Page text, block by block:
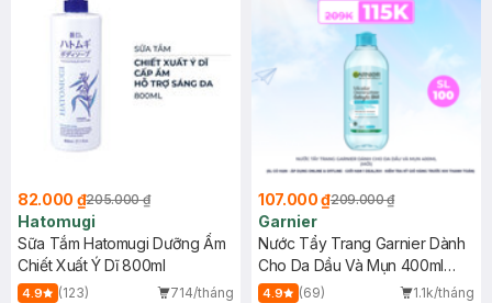
82.000 ₫205.000 ₫
Hatomugi
Sữa Tắm Hatomugi Dưỡng Ẩm
Chiết Xuất Ý Dĩ 800ml
4.9 (123)
714/tháng
107.000 ₫209.000 ₫
Garnier
Nước Tẩy Trang Garnier Dành
Cho Da Dầu Và Mụn 400ml
(Mới)
4.9 (69)
1.1k/tháng